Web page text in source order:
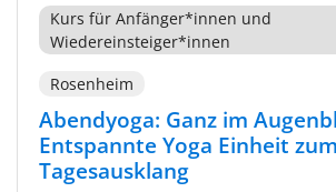
Kurs für Anfänger*innen und
Wiedereinsteiger*innen
Rosenheim
Abendyoga: Ganz im
Entspannte Yoga Einheit zum
Tagesausklang